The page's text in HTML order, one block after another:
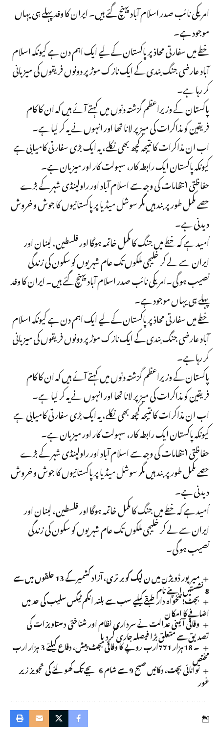
امریکی نائب صدر اسلام آباد پہنچ گئے ہیں۔ ایران کا وفد پہلے ہی یہاں
موجود ہے۔
خطے میں سفارتی محاذ پر پاکستان کے لیے ایک اہم دن ہے کیونکہ اسلام
آباد عارضی جنگ بندی کے ایک نازک موڑ پر دونوں فریقوں کی میزبانی
کر رہا ہے۔
پاکستان کے وزیراعظم گزشتہ دنوں میں کہتے آئے ہیں کہ ان کا کام
فریقین کو مذاکرات کی میز پر لانا تھا اور انہوں نے یہ کر لیا ہے۔
اب ان مذاکرات کا نتیجہ کچھ بھی نکلے، یہ ایک بڑی سفارتی کامیابی ہے
کیونکہ پاکستان ایک رابطہ کار، سہولت کار اور میزبان ہے۔
حفاظتی انتظامات کی وجہ سے اسلام آباد اور راولپنڈی شہر کے بڑے
حصے مکمل طور پر بند ہیں مگر سوشل میڈیا پر پاکستانیوں کا جوش و خروش
دیدنی ہے۔
اُمید ہے کہ خطے میں جنگ کا مکمل خاتمہ ہوگا اور فلسطین، لبنان اور
ایران سے لے کر خلیجی ملکوں تک عام شہریوں کو سکون کی زندگی
نصیب ہو گی۔امریکی نائب صدر اسلام آباد پہنچ گئے ہیں۔ ایران کا وفد
پہلے ہی یہاں موجود ہے۔
خطے میں سفارتی محاذ پر پاکستان کے لیے ایک اہم دن ہے کیونکہ اسلام
آباد عارضی جنگ بندی کے ایک نازک موڑ پر دونوں فریقوں کی میزبانی
کر رہا ہے۔
پاکستان کے وزیراعظم گزشتہ دنوں میں کہتے آئے ہیں کہ ان کا کام
فریقین کو مذاکرات کی میز پر لانا تھا اور انہوں نے یہ کر لیا ہے۔
اب ان مذاکرات کا نتیجہ کچھ بھی نکلے، یہ ایک بڑی سفارتی کامیابی ہے
کیونکہ پاکستان ایک رابطہ کار، سہولت کار اور میزبان ہے۔
حفاظتی انتظامات کی وجہ سے اسلام آباد اور راولپنڈی شہر کے بڑے
حصے مکمل طور پر بند ہیں مگر سوشل میڈیا پر پاکستانیوں کا جوش و خروش
دیدنی ہے۔
اُمید ہے کہ خطے میں جنگ کا مکمل خاتمہ ہوگا اور فلسطین، لبنان اور
ایران سے لے کر خلیجی ملکوں تک عام شہریوں کو سکون کی زندگی
نصیب ہو گی۔
میرپور ڈویژن میں ن لیگ کو برتری، آزاد کشمیر کے 13 حلقوں میں سے
8 نشستیں اپنے نام
بجٹ؛ تنخواہ دار طبقے کیلیے سب سے بلند انکم ٹیکس سلیب کی حد میں
اضافے کا امکان
وفاقی آئینی عدالت نے سرداری نظام اور شناختی دستاویزات کی
تصدیق سے متعلق بڑا فیصلہ جاری کردیا
۔ 18ہزار 771ارب روپے کا وفاقی بجٹ پیش، دفاع کیلئے 3 ہزار ارب
مختص
توانائی بچت، دکانیں صبح 9 سے شام 6 بجے تک کھولنے کی تجویز زیر
غور